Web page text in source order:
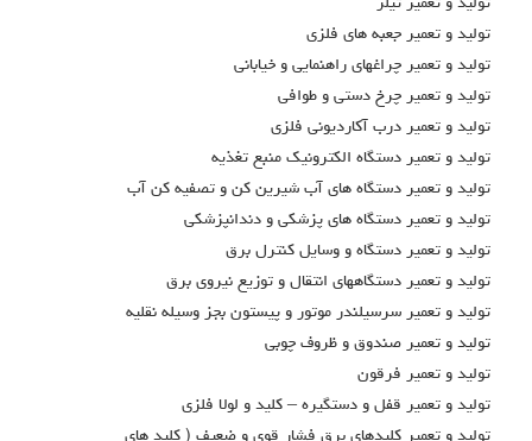
توليد و تعمير جعبه هاي فلزي
توليد و تعمير چراغهاي راهنمايي و خياباني
توليد و تعمير چرخ دستي و طوافي
توليد و تعمير درب آکارديوني فلزي
توليد و تعمير دستگاه الكترونيك منبع تغذيه
توليد و تعمير دستگاه هاي آب شيرين كن و تصفيه كن آب
توليد و تعمير دستگاه هاي پزشكي و دندانپزشكي
توليد و تعمير دستگاه و وسايل كنترل برق
توليد و تعمير دستگاههاي انتقال و توزيع نيروي برق
توليد و تعمير سرسيلندر موتور و پيستون بجز وسيله نقليه
توليد و تعمير صندوق و ظروف چوبي
توليد و تعمير فرقون
توليد و تعمير قفل و دستگيره – کليد و لولا فلزي
توليد و تعمير كليدهاي برق فشار قوي و ضعيف ( كليد هاي